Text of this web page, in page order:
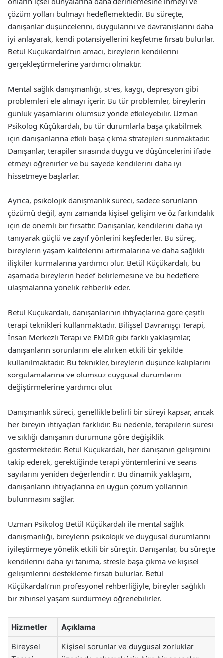
çözüm yolları bulmayı hedeflemektedir. Bu süreçte,
danışanlar düşüncelerini, duygularını ve davranışlarını daha
iyi anlayarak, kendi potansiyellerini keşfetme fırsatı bulurlar.
Betül Küçükardalı’nın amacı, bireylerin kendilerini
gerçekleştirmelerine yardımcı olmaktır.
Mental sağlık danışmanlığı, stres, kaygı, depresyon gibi
problemleri ele almayı içerir. Bu tür problemler, bireylerin
günlük yaşamlarını olumsuz yönde etkileyebilir. Uzman
Psikolog Küçükardalı, bu tür durumlarla başa çıkabilmek
için danışanlarına etkili başa çıkma stratejileri sunmaktadır.
Danışanlar, terapiler sırasında duygu ve düşüncelerini ifade
etmeyi öğrenirler ve bu sayede kendilerini daha iyi
hissetmeye başlarlar.
Ayrıca, psikolojik danışmanlık süreci, sadece sorunların
çözümü değil, aynı zamanda kişisel gelişim ve öz farkındalık
için de önemli bir fırsattır. Danışanlar, kendilerini daha iyi
tanıyarak güçlü ve zayıf yönlerini keşfederler. Bu süreç,
bireylerin yaşam kalitelerini artırmalarına ve daha sağlıklı
ilişkiler kurmalarına yardımcı olur. Betül Küçükardalı, bu
aşamada bireylerin hedef belirlemesine ve bu hedeflere
ulaşmalarına yönelik rehberlik eder.
Betül Küçükardalı, danışanlarının ihtiyaçlarına göre çeşitli
terapi teknikleri kullanmaktadır. Bilişsel Davranışçı Terapi,
İnsan Merkezli Terapi ve EMDR gibi farklı yaklaşımlar,
danışanların sorunlarını ele alırken etkili bir şekilde
kullanılmaktadır. Bu teknikler, bireylerin düşünce kalıplarını
sorgulamalarına ve olumsuz duygusal durumlarını
değiştirmelerine yardımcı olur.
Danışmanlık süreci, genellikle belirli bir süreyi kapsar, ancak
her bireyin ihtiyaçları farklıdır. Bu nedenle, terapilerin süresi
ve sıklığı danışanın durumuna göre değişiklik
göstermektedir. Betül Küçükardalı, her danışanın gelişimini
takip ederek, gerektiğinde terapi yöntemlerini ve seans
sayılarını yeniden değerlendirir. Bu dinamik yaklaşım,
danışanların ihtiyaçlarına en uygun çözüm yollarının
bulunmasını sağlar.
Uzman Psikolog Betül Küçükardalı ile mental sağlık
danışmanlığı, bireylerin psikolojik ve duygusal durumlarını
iyileştirmeye yönelik etkili bir süreçtir. Danışanlar, bu süreçte
kendilerini daha iyi tanıma, stresle başa çıkma ve kişisel
gelişimlerini destekleme fırsatı bulurlar. Betül
Küçükardalı’nın profesyonel rehberliğiyle, bireyler sağlıklı
bir zihinsel yaşam sürdürmeyi öğrenebilirler.
Hizmetler Açıklama
Bireysel
Kişisel sorunlar ve duygusal zorluklar